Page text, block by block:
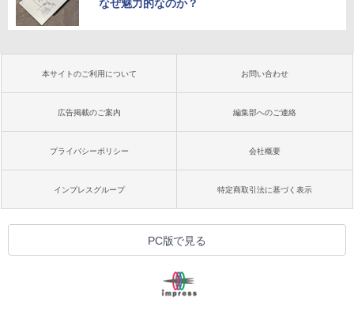
なぜ魅力的なのか？
本サイトのご利用について お問い合わせ
広告掲載のご案内 編集部へのご連絡
プライバシーポリシー 会社概要
インプレスグループ 特定商取引法に基づく表示
PC版で見る